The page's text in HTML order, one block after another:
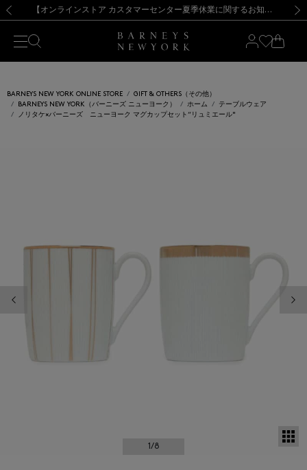
新規登録のお客様も対象！＜MY BARNEYS＞会員のお客様は11,000円（税込）以上のお買上げで常時送料無料！お買い物の際は会員登録を！
【夏季休業に伴う出荷一時停止のお知らせ】(2026.8.7) 【オンラインストア カスタマーセンター夏季休業に関するお知らせ】（2026.8.7）
【夏季休業に伴う返品・交換承り一時停止のお知らせ】（2026.8.5）
熊本県を中心とした地震の影響によるお荷物のお届けについて
【開催中】SUMMER SALEのご案内・ご注意事項 新規登録のお客様も対象！＜MY BARNEYS＞会員のお客様は11,000円（税込）以上のお買上げで常時送料無料！お買い物の際は会員登録を！
【夏季休業に伴う出荷一時停止のお知らせ】(2026.8.7)
BARNEYS NEW YORK ONLINE STORE
GIFT & OTHERS（その他）
BARNEYS NEW YORK（バーニーズ ニューヨーク）
ホーム
テーブルウェア
ノリタケ×バーニーズ ニューヨーク マグカップセット“リュミエール"
1/8